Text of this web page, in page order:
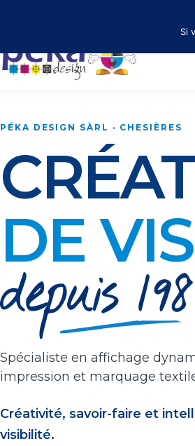
PÉKA DESIGN SÀRL · CHESIÈRES
DE
Spécialiste en affichage
impression et marquage
Créativité, savoir-faire et
visibilité.
Si